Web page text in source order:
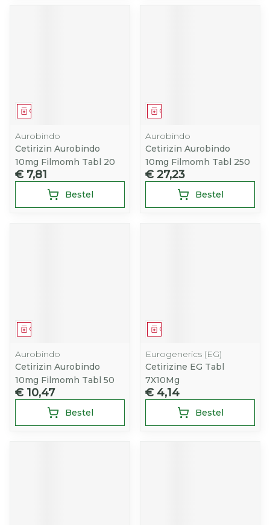
Geneesmiddel
Aurobindo
Cetirizin Aurobindo
10mg Filmomh Tabl 20
€ 7,81
Bestel
Geneesmiddel
Aurobindo
Cetirizin Aurobindo
10mg Filmomh Tabl 250
€ 27,23
Bestel
Geneesmiddel
Aurobindo
Cetirizin Aurobindo
10mg Filmomh Tabl 50
€ 10,47
Bestel
Geneesmiddel
Eurogenerics (EG)
Cetirizine EG Tabl
7X10Mg
€ 4,14
Bestel